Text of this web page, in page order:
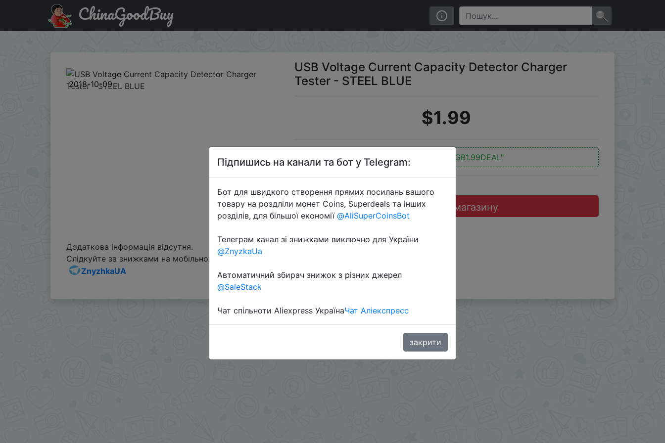
Паридбати з промокодом GB1.99DEAL USB Voltage Current Capacity Detector Charger Tester - STEEL BLUE
ChinaGoodBuy
2018-10-09
USB Voltage Current Capacity Detector Charger
Tester - STEEL BLUE
$1.99
"GB1.99DEAL"
Перейти до магазину
Додаткова інформація відсутня.
Слідкуйте за знижками на мобільному, в телеграм каналі:
ZnyzhkaUA
Підпишись на канали та бот у Telegram:
Бот для швидкого створення прямих посилань вашого
товару на роздліли монет Coins, Superdeals та інших
розділів, для більшої економії @AliSuperCoinsBot
Телеграм канал зі знижками виключно для України
@ZnyzkaUa
Автоматичний збирач знижок з різних джерел
@SaleStack
Чат спільноти Aliexpress УкраїнаЧат Аліекспресс
закрити